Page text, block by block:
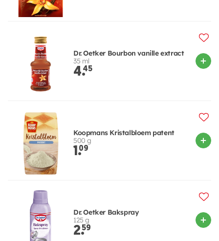
Dr. Oetker Bourbon vanille extract
35 ml
4.45
Koopmans Kristalbloem patent
500 g
1.09
Dr. Oetker Bakspray
125 g
2.59